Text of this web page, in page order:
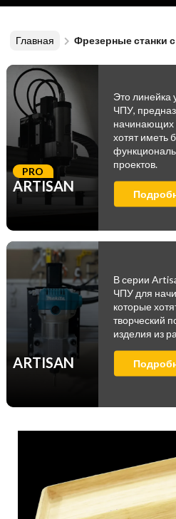
Главная Фрезерные станки
ARTISAN
PRO
Это линейка
ЧПУ,
начинающих
хотят иметь
проектов.
ARTISAN
В серии
ЧПУ для
которые
творческий
изделия из